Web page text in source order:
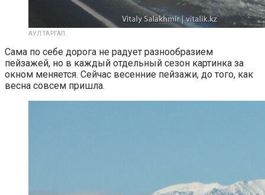
АУЛ ТАРГАП.
Сама по себе дорога не радует разнообразием
пейзажей, но в каждый отдельный сезон картинка за
окном меняется. Сейчас весенние пейзажи, до того, как
весна совсем пришла.